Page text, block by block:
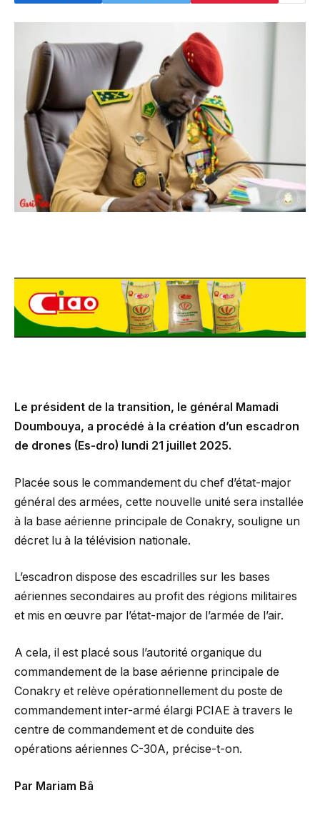
Le président de la transition, le général Mamadi
Doumbouya, a procédé à la création d’un escadron
de drones (Es-dro) lundi 21 juillet 2025.
Placée sous le commandement du chef d’état-major
général des armées, cette nouvelle unité sera installée
à la base aérienne principale de Conakry, souligne un
décret lu à la télévision nationale.
L’escadron dispose des escadrilles sur les bases
aériennes secondaires au profit des régions militaires
et mis en œuvre par l’état-major de l’armée de l’air.
A cela, il est placé sous l’autorité organique du
commandement de la base aérienne principale de
Conakry et relève opérationnellement du poste de
commandement inter-armé élargi PCIAE à travers le
centre de commandement et de conduite des
opérations aériennes C-30A, précise-t-on.
Par Mariam Bâ